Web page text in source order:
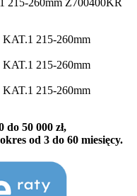
do 50 000 zł,
od 3 do 60 miesięcy.